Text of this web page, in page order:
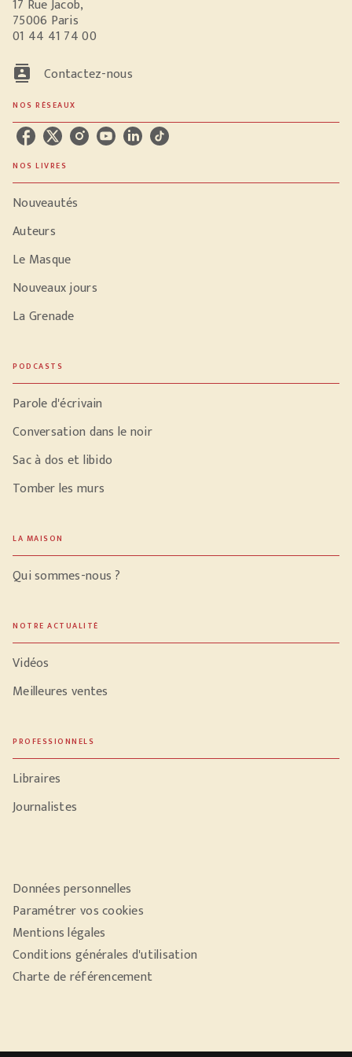
17 Rue Jacob,
75006 Paris
01 44 41 74 00
contacts Contactez-nous
NOS RÉSEAUX
NOS LIVRES
Nouveautés
Auteurs
Le Masque
Nouveaux jours
La Grenade
PODCASTS
Parole d'écrivain
Conversation dans le noir
Sac à dos et libido
Tomber les murs
LA MAISON
Qui sommes-nous ?
NOTRE ACTUALITÉ
Vidéos
Meilleures ventes
PROFESSIONNELS
Libraires
Journalistes
Données personnelles
Paramétrer vos cookies
Mentions légales
Conditions générales d'utilisation
Charte de référencement